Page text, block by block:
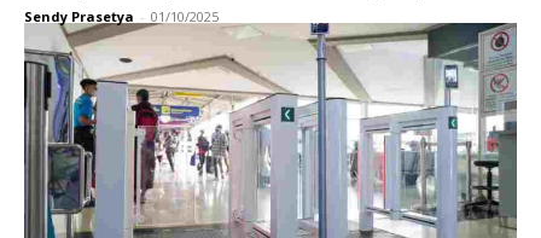
Sendy Prasetya - 01/10/2025